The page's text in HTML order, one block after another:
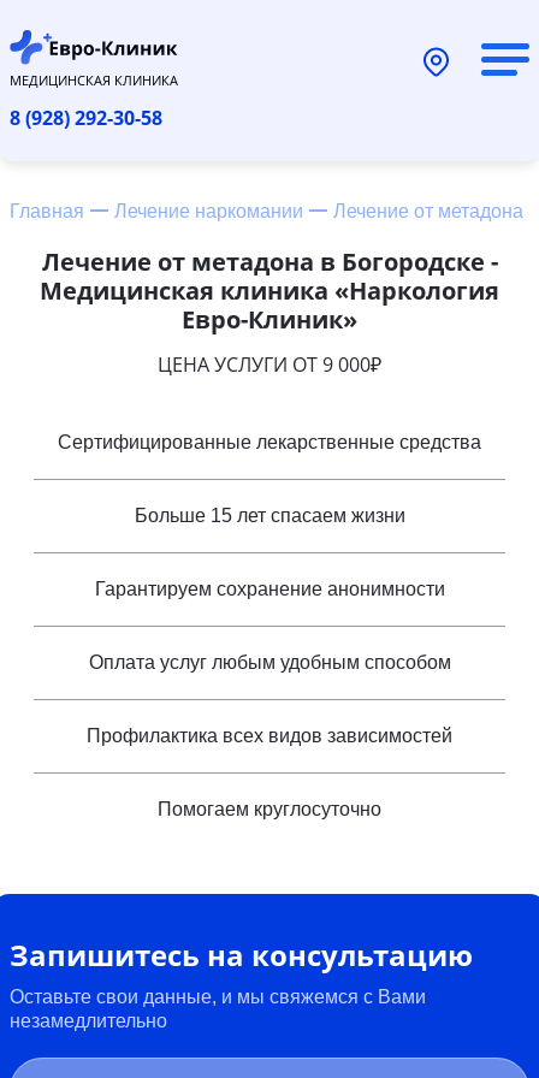
МЕДИЦИНСКАЯ КЛИНИКА
8 (928) 292-30-58
Главная Лечение наркомании Лечение от метадона
Лечение от метадона в Богородске -
Медицинская клиника «Наркология
Евро-Клиник»
ЦЕНА УСЛУГИ ОТ 9 000₽
Сертифицированные лекарственные средства
Больше 15 лет спасаем жизни
Гарантируем сохранение анонимности
Оплата услуг любым удобным способом
Профилактика всех видов зависимостей
Помогаем круглосуточно
Запишитесь на консультацию
Оставьте свои данные, и мы свяжемся с Вами
незамедлительно